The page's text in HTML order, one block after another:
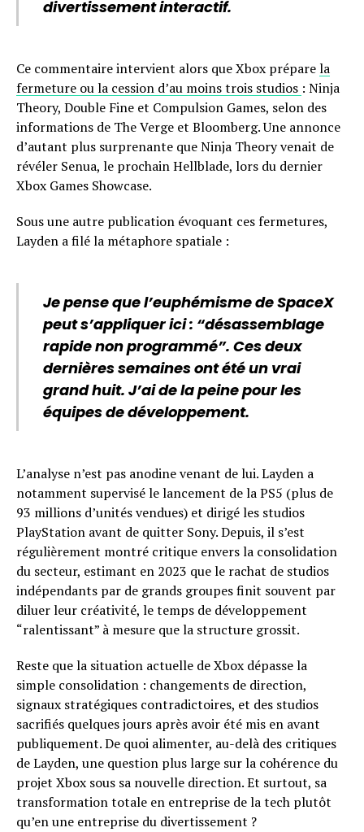
divertissement interactif.
Ce commentaire intervient alors que Xbox préparela
fermeture ou la cession d’au moins trois studios : Ninja
Theory, Double Fine et Compulsion Games, selon des
informations de The Verge et Bloomberg. Une annonce
d’autant plus surprenante que Ninja Theory venait de
révéler Senua, le prochain Hellblade, lors du dernier
Xbox Games Showcase.
Sous une autre publication évoquant ces fermetures,
Layden a filé la métaphore spatiale :
Je pense que l’euphémisme de SpaceX
peut s’appliquer ici : “désassemblage
rapide non programmé”. Ces deux
dernières semaines ont été un vrai
grand huit. J’ai de la peine pour les
équipes de développement.
L’analyse n’est pas anodine venant de lui. Layden a
notamment supervisé le lancement de la PS5 (plus de
93 millions d’unités vendues) et dirigé les studios
PlayStation avant de quitter Sony. Depuis, il s’est
régulièrement montré critique envers la consolidation
du secteur, estimant en 2023 que le rachat de studios
indépendants par de grands groupes finit souvent par
diluer leur créativité, le temps de développement
“ralentissant” à mesure que la structure grossit.
Reste que la situation actuelle de Xbox dépasse la
simple consolidation : changements de direction,
signaux stratégiques contradictoires, et des studios
sacrifiés quelques jours après avoir été mis en avant
publiquement. De quoi alimenter, au-delà des critiques
de Layden, une question plus large sur la cohérence du
projet Xbox sous sa nouvelle direction. Et surtout, sa
transformation totale en entreprise de la tech plutôt
qu’en une entreprise du divertissement ?